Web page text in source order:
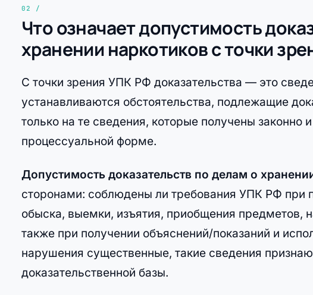
Что означает допустимость
хранении наркотиков с точки
С точки зрения УПК РФ доказательства — это
устанавливаются обстоятельства, подлежащие
только на те сведения, которые получены законно
процессуальной форме.
Допустимость доказательств по делам о
сторонами: соблюдены ли требования УПК РФ при
обыска, выемки, изъятия, приобщения предметов,
также при получении объяснений/показаний и
нарушения существенные, такие сведения
доказательственной базы.